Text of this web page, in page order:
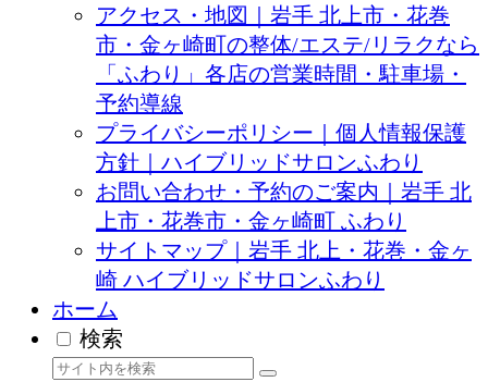
アクセス・地図｜岩手 北上市・花巻
市・金ヶ崎町の整体/エステ/リラクなら
「ふわり」各店の営業時間・駐車場・
予約導線
プライバシーポリシー｜個人情報保護
方針｜ハイブリッドサロンふわり
お問い合わせ・予約のご案内｜岩手 北
上市・花巻市・金ヶ崎町 ふわり
サイトマップ｜岩手 北上・花巻・金ヶ
崎 ハイブリッドサロンふわり
ホーム
検索